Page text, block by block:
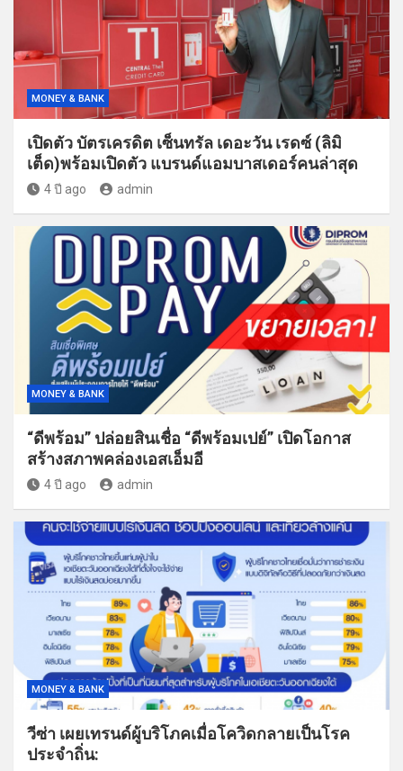
MONEY & BANK
เปิดตัว บัตรเครดิต เซ็นทรัล เดอะวัน เรดซ์ (ลิมิ
เต็ด)พร้อมเปิดตัว แบรนด์แอมบาสเดอร์คนล่าสุด
4 ปี ago admin
MONEY & BANK
“ดีพร้อม” ปล่อยสินเชื่อ “ดีพร้อมเปย์” เปิดโอกาส
สร้างสภาพคล่องเอสเอ็มอี
4 ปี ago admin
MONEY & BANK
วีซ่า เผยเทรนด์ผู้บริโภคเมื่อโควิดกลายเป็นโรค
ประจำถิ่น: